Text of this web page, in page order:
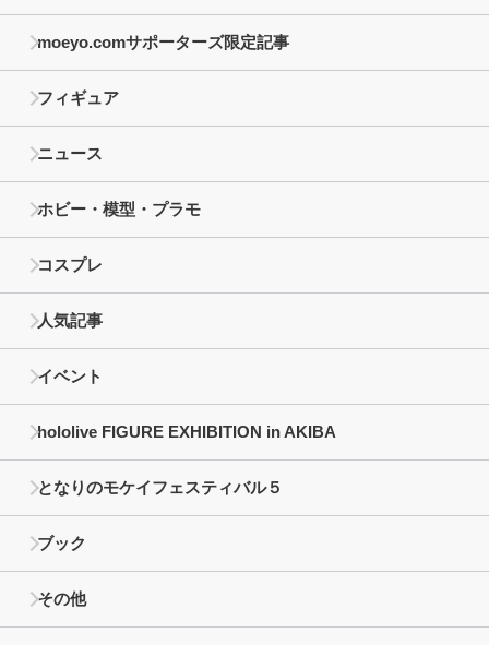
moeyo.comサポーターズ限定記事
フィギュア
ニュース
ホビー・模型・プラモ
コスプレ
人気記事
イベント
hololive FIGURE EXHIBITION in AKIBA
となりのモケイフェスティバル５
ブック
その他